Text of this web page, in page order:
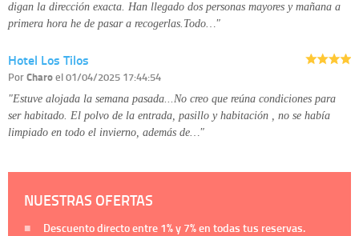
digan la dirección exacta. Han llegado dos personas mayores y mañana a
primera hora he de pasar a recogerlas.Todo…"
Hotel Los Tilos
PorCharoel 01/04/2025 17:44:54
"Estuve alojada la semana pasada...No creo que reúna condiciones para
ser habitado. El polvo de la entrada, pasillo y habitación , no se había
limpiado en todo el invierno, además de…"
NUESTRAS OFERTAS
Descuento directo entre 1%y 7%en todas tus reservas.